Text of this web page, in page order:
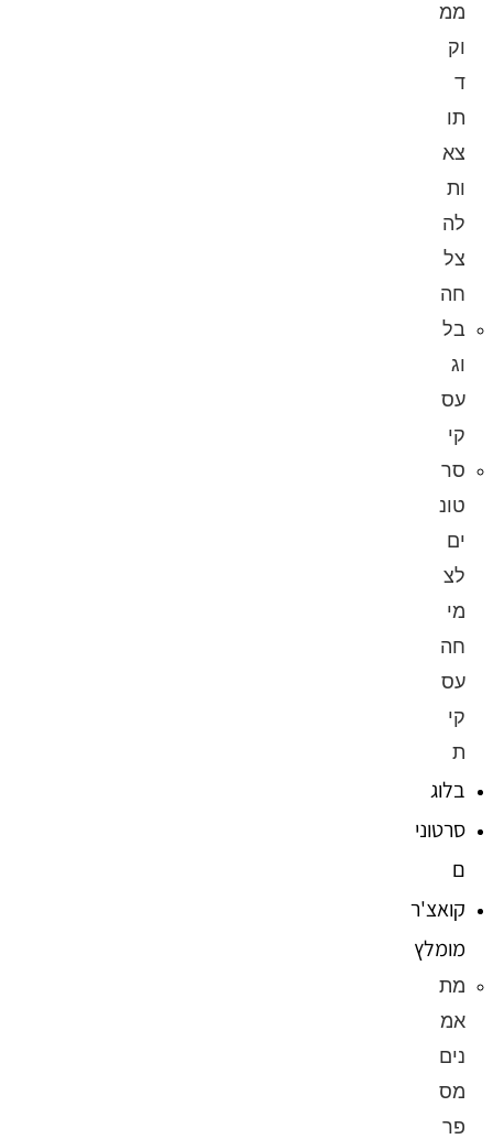
ממ
וק
ד
תו
צא
ות
לה
צל
חה
בל
וג
עס
קי
סר
טונ
ים
לצ
מי
חה
עס
קי
ת
בלוג
סרטוני
ם
קואצ'ר
מומלץ
מת
אמ
נים
מס
פר